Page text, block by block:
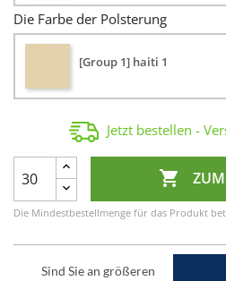
Die Farbe der Polsterung
[Group 1] haiti 1
Jetzt bestellen -

Die Mindestbestellmenge für das Produkt
Sind Sie an größeren